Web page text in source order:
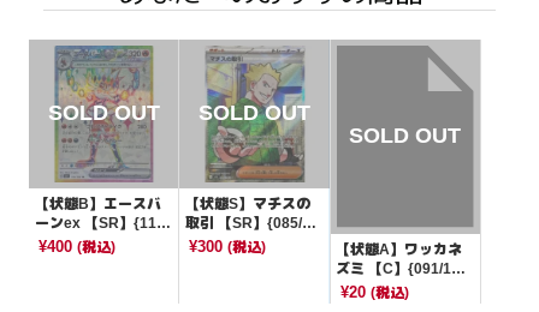
【状態B】エースバ
ーンex 【SR】{116/
102}[SV7]
¥400 (税込)
【状態S】マチスの
取引 【SR】{085/06
3}[M1L]
¥300(税込)
【状態A】ワッカネ
ズミ 【C】{091/10
6}[SV8]
¥20 (税込)